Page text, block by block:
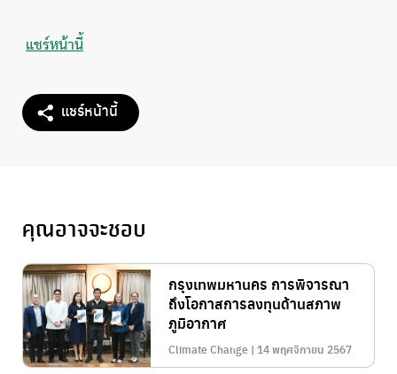
แชร์หน้านี้
แชร์หน้านี้
คุณอาจจะชอบ
กรุงเทพมหานคร การพิจารณา
ถึงโอกาสการลงทุนด้านสภาพ
ภูมิอากาศ
Climate Change | 14 พฤศจิกายน 2567